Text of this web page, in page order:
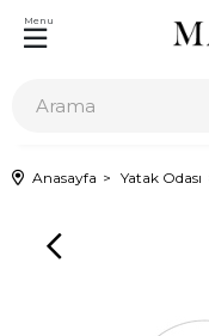
Menu
Anasayfa Yatak Odası